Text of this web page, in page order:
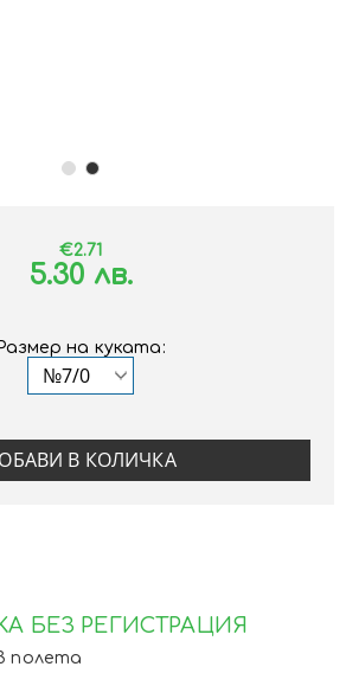
БЕЗ РЕГИСТРАЦИЯ
полета
€2.71
5.30 лв.
Размер на куката: